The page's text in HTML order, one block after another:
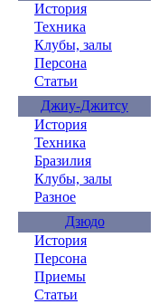
История
Техника
Клубы, залы
Персона
Статьи
Джиу-Джитсу
История
Техника
Бразилия
Клубы, залы
Разное
Дзюдо
История
Персона
Приемы
Статьи